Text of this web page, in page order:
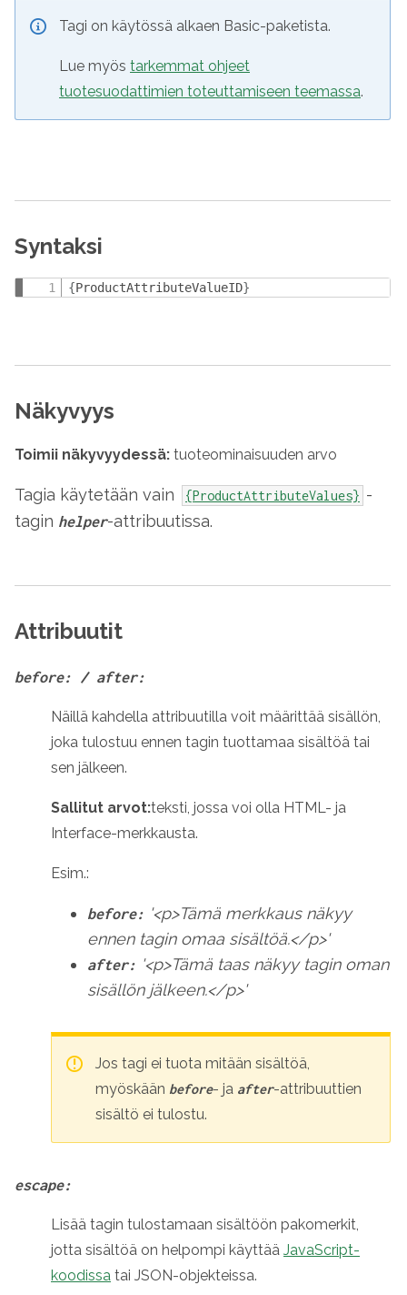
Tagi on käytössä alkaen Basic-paketista.
Lue myös tarkemmat ohjeet
tuotesuodattimien toteuttamiseen teemassa.
Syntaksi
{ProductAttributeValueID}
Näkyvyys
Toimii näkyvyydessä: tuoteominaisuuden arvo
Tagia käytetään vain {ProductAttributeValues} -
tagin helper-attribuutissa.
Attribuutit
before: / after:
Näillä kahdella attribuutilla voit määrittää sisällön,
joka tulostuu ennen tagin tuottamaa sisältöä tai
sen jälkeen.
Sallitut arvot:teksti, jossa voi olla HTML- ja
Interface-merkkausta.
Esim.:
before: '<p>Tämä merkkaus näkyy
ennen tagin omaa sisältöä.</p>'
after: '<p>Tämä taas näkyy tagin oman
sisällön jälkeen.</p>'
Jos tagi ei tuota mitään sisältöä,
myöskään before- ja after-attribuuttien
sisältö ei tulostu.
escape:
Lisää tagin tulostamaan sisältöön pakomerkit,
jotta sisältöä on helpompi käyttää JavaScript-
koodissa tai JSON-objekteissa.